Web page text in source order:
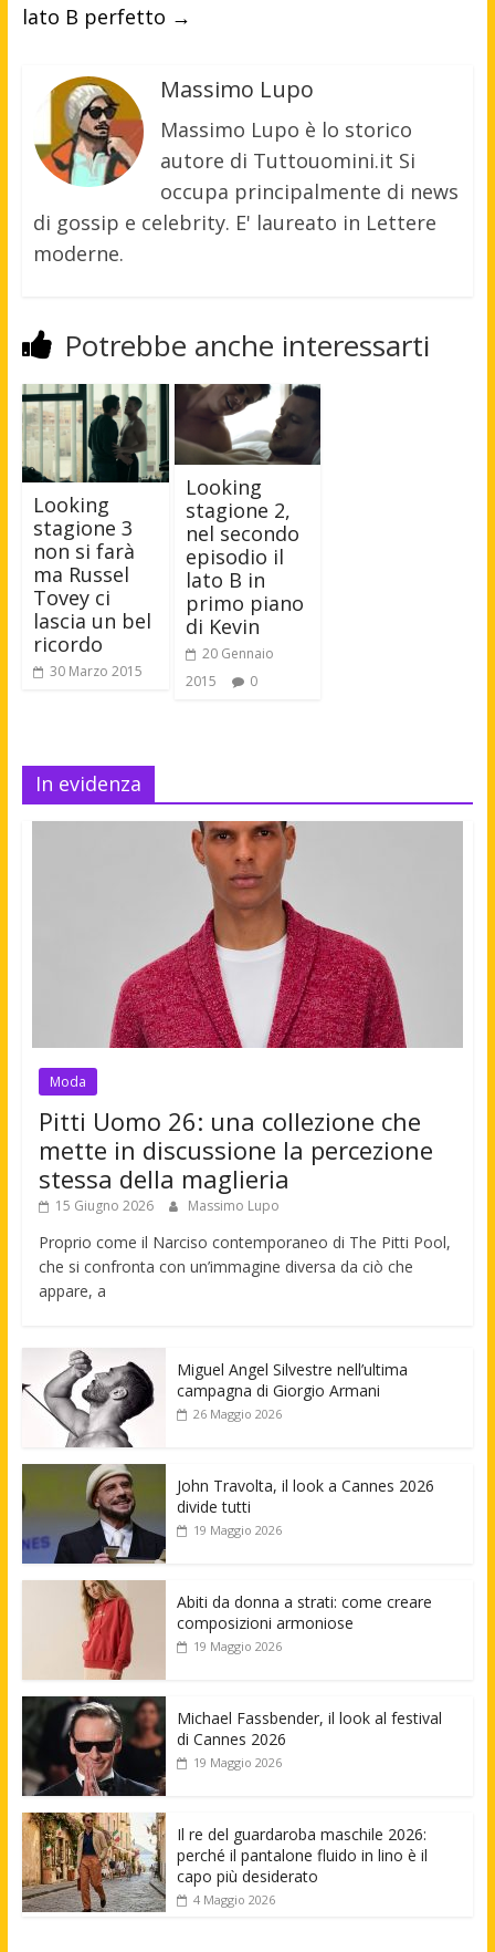
lato B perfetto →
Massimo Lupo
Massimo Lupo è lo storico
autore di Tuttouomini.it Si
occupa principalmente di news
di gossip e celebrity. E' laureato in Lettere
moderne.
Potrebbe anche interessarti
Looking
stagione 3
non si farà
ma Russel
Tovey ci
lascia un bel
ricordo
30 Marzo 2015
Looking
stagione 2,
nel secondo
episodio il
lato B in
primo piano
di Kevin
20 Gennaio
2015
0
In evidenza
Moda
Pitti Uomo 26: una collezione che
mette in discussione la percezione
stessa della maglieria
15 Giugno 2026 Massimo Lupo
Proprio come il Narciso contemporaneo di The Pitti Pool,
che si confronta con un’immagine diversa da ciò che
appare, a
Miguel Angel Silvestre nell’ultima
campagna di Giorgio Armani
26 Maggio 2026
John Travolta, il look a Cannes 2026
divide tutti
19 Maggio 2026
Abiti da donna a strati: come creare
composizioni armoniose
19 Maggio 2026
Michael Fassbender, il look al festival
di Cannes 2026
19 Maggio 2026
Il re del guardaroba maschile 2026:
perché il pantalone fluido in lino è il
capo più desiderato
4 Maggio 2026